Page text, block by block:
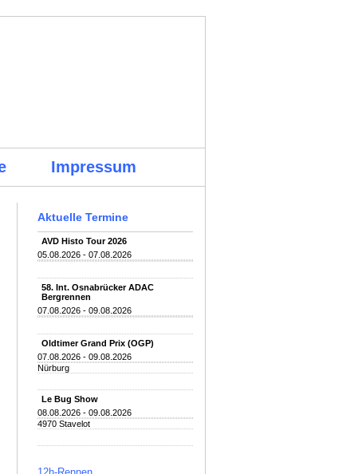
Impressum
Aktuelle Termine
AVD Histo Tour 2026
05.08.2026 - 07.08.2026
58. Int. Osnabrücker ADAC
Bergrennen
07.08.2026 - 09.08.2026
Oldtimer Grand Prix (OGP)
07.08.2026 - 09.08.2026
Nürburg
Le Bug Show
08.08.2026 - 09.08.2026
4970 Stavelot